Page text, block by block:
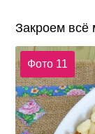
Закроем всё
Фото 11